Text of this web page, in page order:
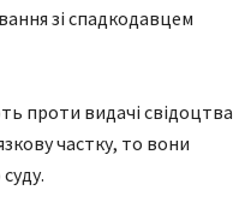
зі спадкодавцем
проти видачі свідоцтва
частку, то вони